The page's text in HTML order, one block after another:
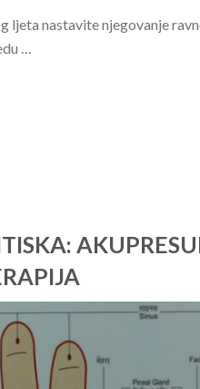
ljeta nastavite njegovanje
…